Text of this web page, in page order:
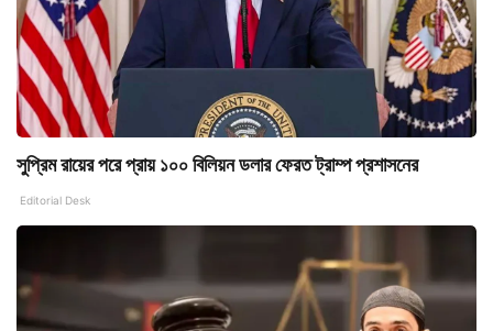
সুপ্রিম রায়ের পরে প্রায় ১০০ বিলিয়ন ডলার ফেরত ট্রাম্প প্রশাসনের
Editorial Desk